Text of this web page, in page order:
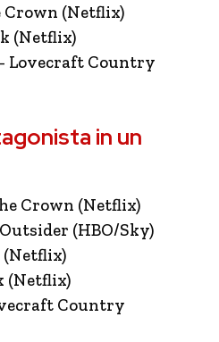
Crown (Netflix)
(Netflix)
Lovecraft Country
in un
Crown (Netflix)
(HBO/Sky)
(Netflix)
(Netflix)
Country